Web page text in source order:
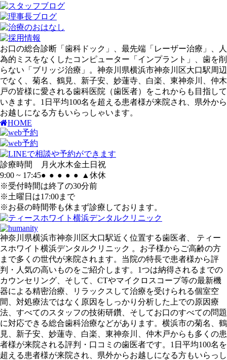
お口の総合診断「歯科ドック」、最先端「レーザー治療」、人
為的ミスをなくしたコンピューター「インプラント」、歯を削
らない「ブリッジ治療」。神奈川県横浜市神奈川区大口駅周辺
でなく、菊名、鶴見、新子安、妙蓮寺、白楽、東神奈川、仲木
戸の皆様に愛される歯科医院（歯医者）をこれからも目指して
いきます。1日平均100名を超える患者様が来院され、県外から
お越しになる方もいらっしゃいます。
HOME
診療時間 月 火水木金土 日 祝
9:00 ~ 17:45● ● ● ● ● ▲ 休休
※受付時間は終了の30分前
※土曜日は17:00まで
※お昼の時間帯も休まず診療しております。
神奈川県横浜市神奈川区大口駅近く位置する歯医者、 ティー
スホワイト横浜デンタルクリニック 。お子様からご高齢の方
まで多くの世代が来院されます。当院の特長で患者様から評
判・人気の高いものをご紹介します。1つは納得されるまでの
カウンセリング、そして、CTやマイクロスコープ等の最新機
器による精密治療、リラックスして治療を受けられる個室空
間、対処療法ではなく原因をしっかり分析した上での原因療
法、すべてのスタッフの技術研鑽、そしてお口のすべての問題
に対応できる総合歯科治療などがあります。横浜市の菊名、鶴
見、新子安、妙蓮寺、白楽、東神奈川、仲木戸からも多くの患
者様が来院される評判・口コミの歯医者です。1日平均100名を
超える患者様が来院され、県外からお越しになる方もいらっし